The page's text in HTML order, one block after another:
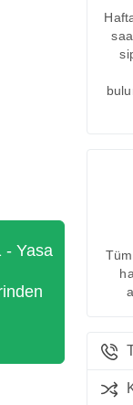
- Yasa